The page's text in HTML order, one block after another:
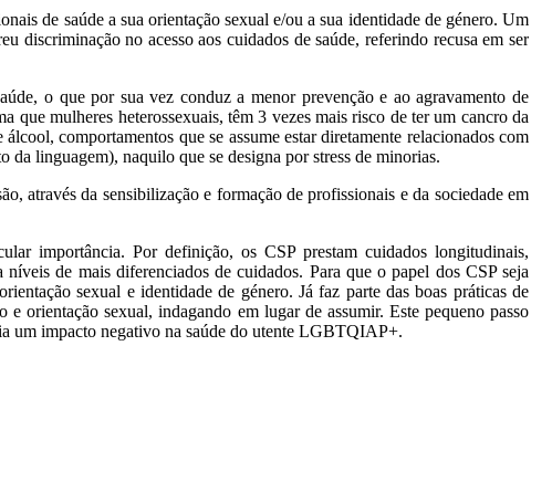
de saúde a sua orientação sexual e/ou a sua identidade de género. Um
discriminação no acesso aos cuidados de saúde, referindo recusa em ser
o que por sua vez conduz a menor prevenção e ao agravamento de
que mulheres heterossexuais, têm 3 vezes mais risco de ter um cancro da
comportamentos que se assume estar diretamente relacionados com
da linguagem), naquilo que se designa por stress de minorias.
através da sensibilização e formação de profissionais e da sociedade em
importância. Por definição, os CSP prestam cuidados longitudinais,
de mais diferenciados de cuidados. Para que o papel dos CSP seja
sexual e identidade de género. Já faz parte das boas práticas de
orientação sexual, indagando em lugar de assumir. Este pequeno passo
um impacto negativo na saúde do utente LGBTQIAP+.